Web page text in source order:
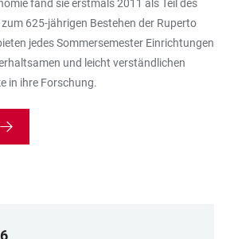
fand sie erstmals 2011 als Teil des
625-jährigen Bestehen der Ruperto
jedes Sommersemester Einrichtungen
und leicht verständlichen
in ihre Forschung.